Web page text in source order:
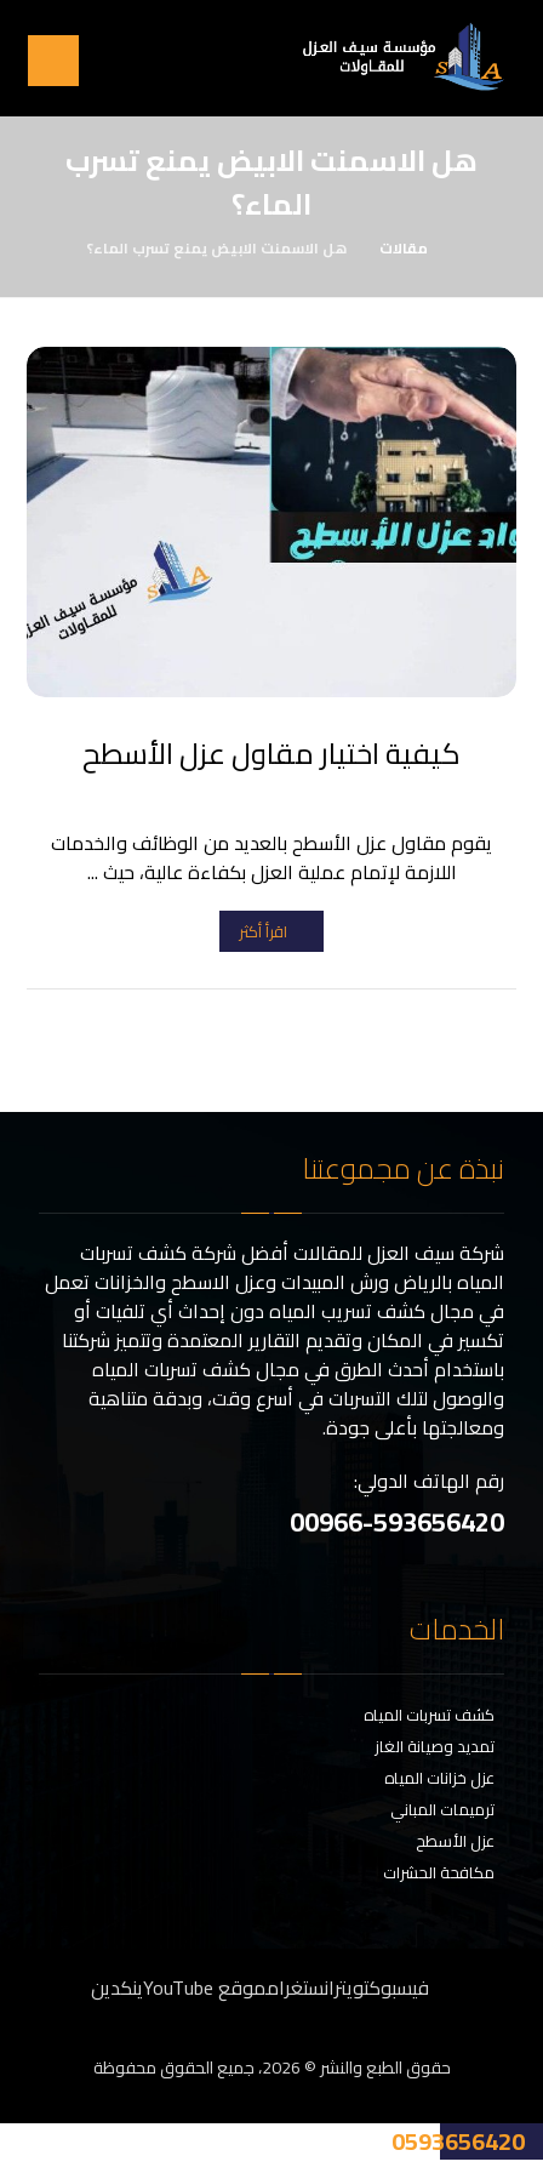
هل الاسمنت الابيض يمنع تسرب
الماء؟
مقالات هل الاسمنت الابيض يمنع تسرب الماء؟
كيفية اختيار مقاول عزل الأسطح
يقوم مقاول عزل الأسطح بالعديد من الوظائف والخدمات
اللازمة لإتمام عملية العزل بكفاءة عالية، حيث ...
اقرأ أكثر
نبذة عن مجموعتنا
شركة سيف العزل للمقالات أفضل شركة كشف تسربات
المياه بالرياض ورش المبيدات وعزل الاسطح والخزانات تعمل
في مجال كشف تسريب المياه دون إحداث أي تلفيات أو
تكسير في المكان وتقديم التقارير المعتمدة وتتميز شركتنا
باستخدام أحدث الطرق في مجال كشف تسربات المياه
والوصول لتلك التسربات في أسرع وقت، وبدقة متناهية
ومعالجتها بأعلى جودة.
رقم الهاتف الدولي:
00966-593656420
الخدمات
كشف تسربات المياه
تمديد وصيانة الغاز
عزل خزانات المياه
ترميمات المباني
عزل الأسطح
مكافحة الحشرات
فيسبوكتويترانستغرامموقع YouTube ينكدين
حقوق الطبع والنشر © 2026، جميع الحقوق محفوظة
0593656420